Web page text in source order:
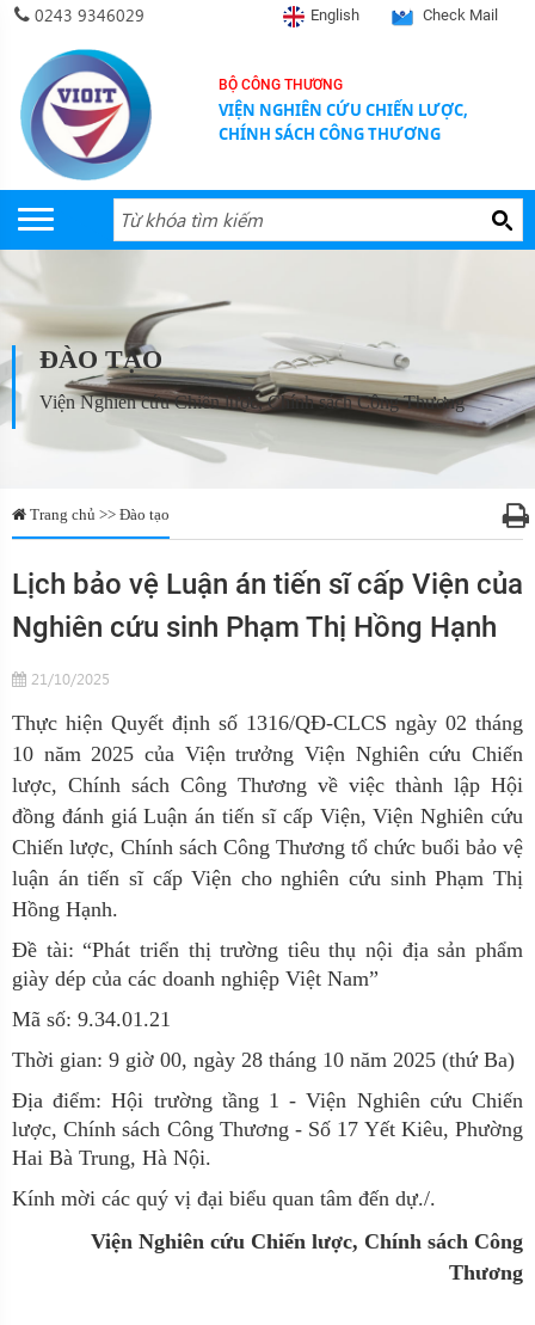
0243 9346029 English Check Mail
BỘ CÔNG THƯƠNG
VIỆN NGHIÊN CỨU CHIẾN LƯỢC,
CHÍNH SÁCH CÔNG THƯƠNG
ĐÀO TẠO
Viện Nghiên cứu Chiến lược, Chính sách Công Thương
Trang chủ >> Đào tạo
Lịch bảo vệ Luận án tiến sĩ cấp Viện của
Nghiên cứu sinh Phạm Thị Hồng Hạnh
21/10/2025
Thực hiện Quyết định số 1316/QĐ-CLCS ngày 02 tháng
10 năm 2025 của Viện trưởng Viện Nghiên cứu Chiến
lược, Chính sách Công Thương về việc thành lập Hội
đồng đánh giá Luận án tiến sĩ cấp Viện, Viện Nghiên cứu
Chiến lược, Chính sách Công Thương tổ chức buổi bảo vệ
luận án tiến sĩ cấp Viện cho nghiên cứu sinh Phạm Thị
Hồng Hạnh.
Đề tài: “Phát triển thị trường tiêu thụ nội địa sản phẩm
giày dép của các doanh nghiệp Việt Nam”
Mã số: 9.34.01.21
Thời gian: 9 giờ 00, ngày 28 tháng 10 năm 2025 (thứ Ba)
Địa điểm: Hội trường tầng 1 - Viện Nghiên cứu Chiến
lược, Chính sách Công Thương - Số 17 Yết Kiêu, Phường
Hai Bà Trung, Hà Nội.
Kính mời các quý vị đại biểu quan tâm đến dự./.
Viện Nghiên cứu Chiến lược, Chính sách Công
Thương